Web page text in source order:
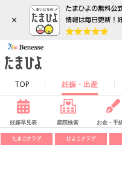
×
TOP 妊娠・出産
妊娠早見表 産院検索 お金・手
たまごクラブ ひよこクラブ